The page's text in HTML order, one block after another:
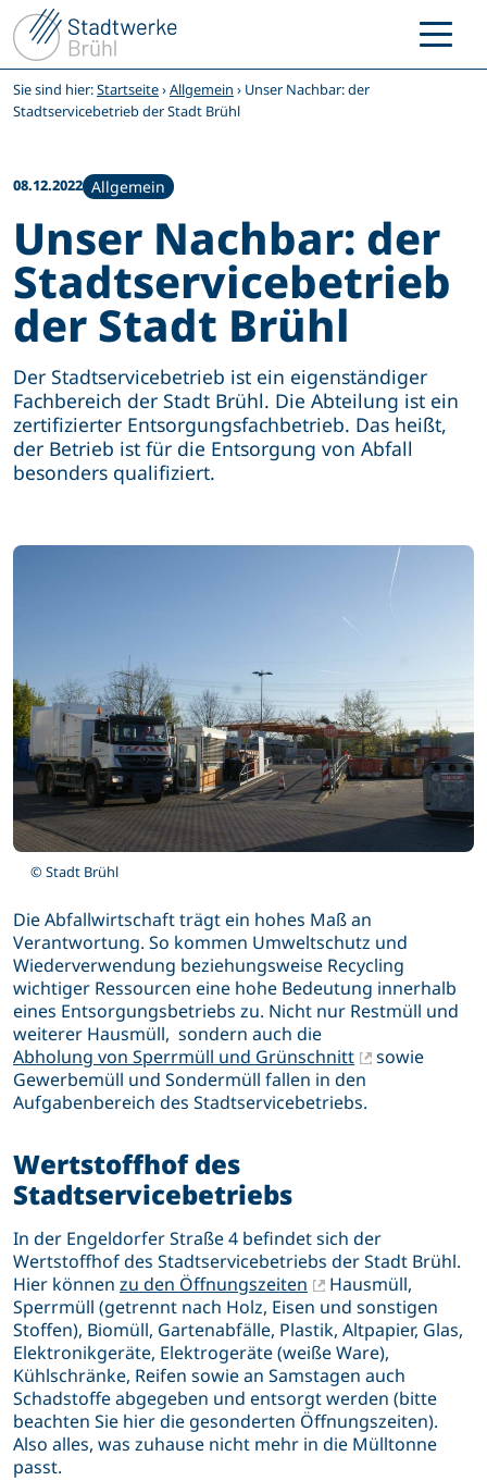
Zum
Inhalt
springen
Sie sind hier:Startseite›Allgemein › Unser Nachbar: der
Stadtservicebetrieb der Stadt Brühl
08.12.2022 Allgemein
Unser Nachbar: der
Stadtservicebetrieb
der Stadt Brühl
Der Stadtservicebetrieb ist ein eigenständiger
Fachbereich der Stadt Brühl. Die Abteilung ist ein
zertifizierter Entsorgungsfachbetrieb. Das heißt,
der Betrieb ist für die Entsorgung von Abfall
besonders qualifiziert.
© Stadt Brühl
Die Abfallwirtschaft trägt ein hohes Maß an
Verantwortung. So kommen Umweltschutz und
Wiederverwendung beziehungsweise Recycling
wichtiger Ressourcen eine hohe Bedeutung innerhalb
eines Entsorgungsbetriebs zu. Nicht nur Restmüll und
weiterer Hausmüll, sondern auch die
Abholung von Sperrmüll und Grünschnitt
sowie
Gewerbemüll und Sondermüll fallen in den
Aufgabenbereich des Stadtservicebetriebs.
Wertstoffhof des
Stadtservicebetriebs
In der Engeldorfer Straße 4 befindet sich der
Wertstoffhof des Stadtservicebetriebs der Stadt Brühl.
Hier können zu den Öffnungszeiten
Hausmüll,
Sperrmüll (getrennt nach Holz, Eisen und sonstigen
Stoffen), Biomüll, Gartenabfälle, Plastik, Altpapier, Glas,
Elektronikgeräte, Elektrogeräte (weiße Ware),
Kühlschränke, Reifen sowie an Samstagen auch
Schadstoffe abgegeben und entsorgt werden (bitte
beachten Sie hier die gesonderten Öffnungszeiten).
Also alles, was zuhause nicht mehr in die Mülltonne
passt.